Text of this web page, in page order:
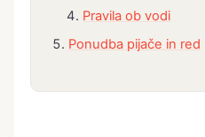
Pravila ob vodi
Ponudba pijače in red